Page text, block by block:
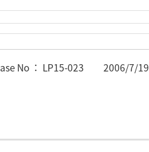
No ： LP15-023 2006/7/19